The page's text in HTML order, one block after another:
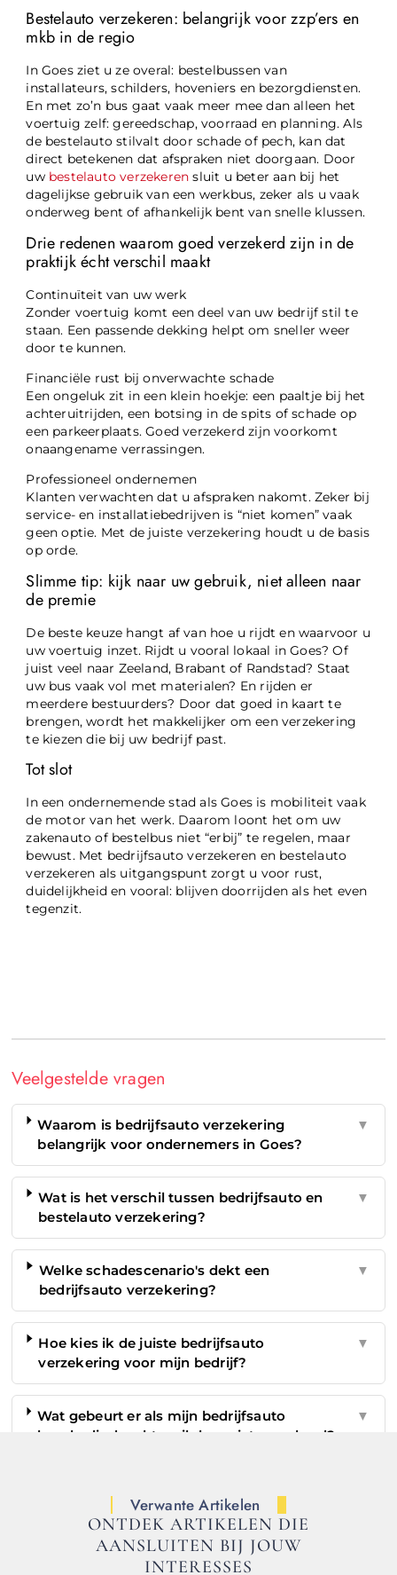
Bestelauto verzekeren: belangrijk voor zzp’ers en
mkb in de regio
In Goes ziet u ze overal: bestelbussen van
installateurs, schilders, hoveniers en bezorgdiensten.
En met zo’n bus gaat vaak meer mee dan alleen het
voertuig zelf: gereedschap, voorraad en planning. Als
de bestelauto stilvalt door schade of pech, kan dat
direct betekenen dat afspraken niet doorgaan. Door
uw bestelauto verzekeren sluit u beter aan bij het
dagelijkse gebruik van een werkbus, zeker als u vaak
onderweg bent of afhankelijk bent van snelle klussen.
Drie redenen waarom goed verzekerd zijn in de
praktijk écht verschil maakt
Continuïteit van uw werk
Zonder voertuig komt een deel van uw bedrijf stil te
staan. Een passende dekking helpt om sneller weer
door te kunnen.
Financiële rust bij onverwachte schade
Een ongeluk zit in een klein hoekje: een paaltje bij het
achteruitrijden, een botsing in de spits of schade op
een parkeerplaats. Goed verzekerd zijn voorkomt
onaangename verrassingen.
Professioneel ondernemen
Klanten verwachten dat u afspraken nakomt. Zeker bij
service- en installatiebedrijven is “niet komen” vaak
geen optie. Met de juiste verzekering houdt u de basis
op orde.
Slimme tip: kijk naar uw gebruik, niet alleen naar
de premie
De beste keuze hangt af van hoe u rijdt en waarvoor u
uw voertuig inzet. Rijdt u vooral lokaal in Goes? Of
juist veel naar Zeeland, Brabant of Randstad? Staat
uw bus vaak vol met materialen? En rijden er
meerdere bestuurders? Door dat goed in kaart te
brengen, wordt het makkelijker om een verzekering
te kiezen die bij uw bedrijf past.
Tot slot
In een ondernemende stad als Goes is mobiliteit vaak
de motor van het werk. Daarom loont het om uw
zakenauto of bestelbus niet “erbij” te regelen, maar
bewust. Met bedrijfsauto verzekeren en bestelauto
verzekeren als uitgangspunt zorgt u voor rust,
duidelijkheid en vooral: blijven doorrijden als het even
tegenzit.
Veelgestelde vragen
Waarom is bedrijfsauto verzekering
belangrijk voor ondernemers in Goes?
▼
Wat is het verschil tussen bedrijfsauto en
bestelauto verzekering?
▼
Welke schadescenario's dekt een
bedrijfsauto verzekering?
▼
Hoe kies ik de juiste bedrijfsauto
verzekering voor mijn bedrijf?
▼
Wat gebeurt er als mijn bedrijfsauto
beschadigd raakt en ik ben niet verzekerd?
▼
Verwante Artikelen
ONTDEK ARTIKELEN DIE
AANSLUITEN BIJ JOUW
INTERESSES